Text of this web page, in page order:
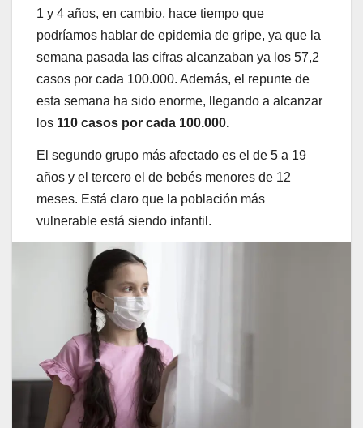
1 y 4 años, en cambio, hace tiempo que
podríamos hablar de epidemia de gripe, ya que la
semana pasada las cifras alcanzaban ya los 57,2
casos por cada 100.000. Además, el repunte de
esta semana ha sido enorme, llegando a alcanzar
los 110 casos por cada 100.000.
El segundo grupo más afectado es el de 5 a 19
años y el tercero el de bebés menores de 12
meses. Está claro que la población más
vulnerable está siendo infantil.